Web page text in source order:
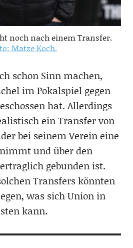
noch nach einem Transfer.
Matze Koch.
schon Sinn machen,
im Pokalspiel gegen
hat. Allerdings
ein Transfer von
bei seinem Verein eine
und über den
gebunden ist.
Transfers könnten
was sich Union in
kann.